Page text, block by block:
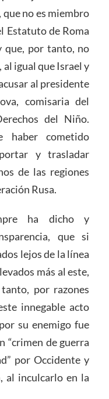
no es miembro
Estatuto de Roma
que, por tanto, no
igual que Israel y
al presidente
comisaria del
del Niño.
haber cometido
y trasladar
de las regiones
Rusa.
ha dicho y
que si
lejos de la línea
más al este,
por razones
innegable acto
su enemigo fue
“crimen de guerra
por Occidente y
al inculcarlo en la